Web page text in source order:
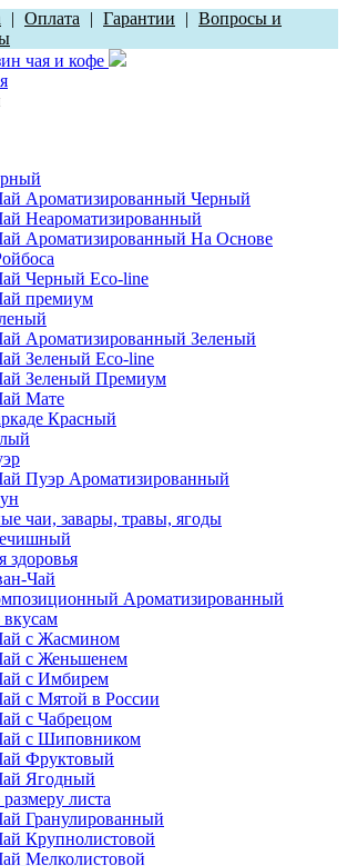
| Оплата | Гарантии | Вопросы и
Ароматизированный Черный
Неароматизированный
Ароматизированный На Основе
Черный Eco-line
премиум
Ароматизированный Зеленый
Зеленый Eco-line
Зеленый Премиум
Мате
Красный
Пуэр Ароматизированный
чаи, завары, травы, ягоды
здоровья
Чай
Ароматизированный
с Жасмином
с Женьшенем
с Имбирем
с Мятой в России
с Чабрецом
с Шиповником
Фруктовый
Ягодный
листа
Гранулированный
Крупнолистовой
Мелколистовой